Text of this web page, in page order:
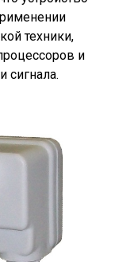
техники,
и
сигнала.